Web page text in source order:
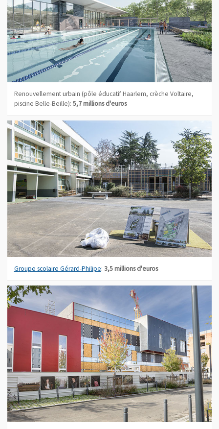
Renouvellement urbain (pôle éducatif Haarlem, crèche Voltaire,
piscine Belle-Beille): 5,7 millions d'euros
Groupe scolaire Gérard-Philipe: 3,5 millions d'euros